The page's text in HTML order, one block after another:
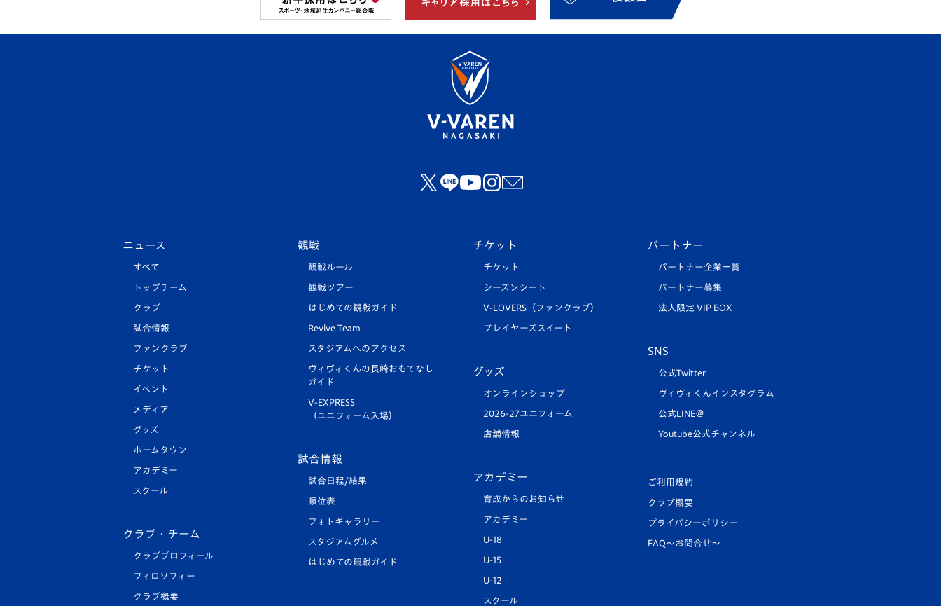
ニュース
すべて
トップチーム
クラブ
試合情報
ファンクラブ
チケット
イベント
メディア
グッズ
ホームタウン
アカデミー
スクール
クラブ・チーム
クラブプロフィール
フィロソフィー
クラブ概要
観戦
観戦ルール
観戦ツアー
はじめての観戦ガイド
Revive Team
スタジアムへのアクセス
ヴィヴィくんの長崎おもてなし
ガイド
V-EXPRESS
（ユニフォーム入場）
試合情報
試合日程/結果
順位表
フォトギャラリー
スタジアムグルメ
はじめての観戦ガイド
チケット
チケット
シーズンシート
V-LOVERS（ファンクラブ）
プレイヤーズスイート
グッズ
オンラインショップ
2026-27ユニフォーム
店舗情報
アカデミー
育成からのお知らせ
アカデミー
U-18
U-15
U-12
スクール
パートナー
パートナー企業一覧
パートナー募集
法人限定 VIP BOX
SNS
公式Twitter
ヴィヴィくんインスタグラム
公式LINE＠
Youtube公式チャンネル
ご利用規約
クラブ概要
プライバシーポリシー
FAQ〜お問合せ〜